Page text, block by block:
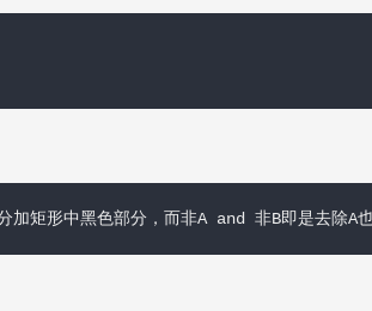
矩形中黑色部分，而非A and 非B即是去除A